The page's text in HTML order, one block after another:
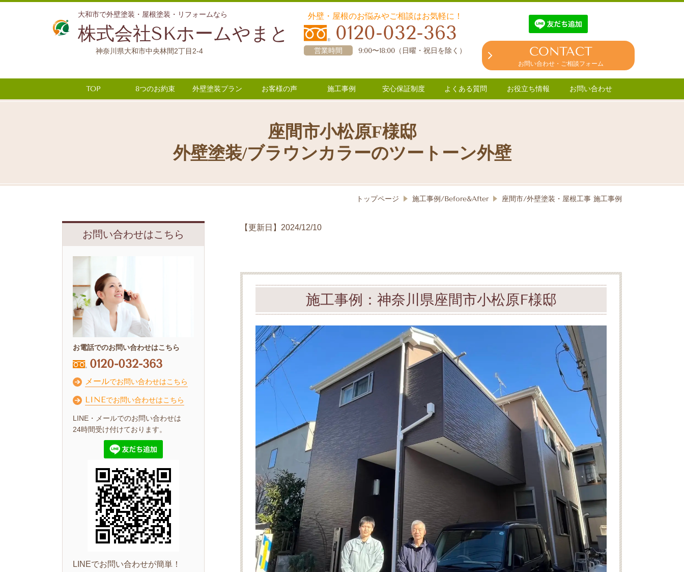
大和市で外壁塗装・屋根塗装・リフォームなら
株式会社SKホームやまと
神奈川県大和市中央林間2丁目2-4
外壁・屋根のお悩みやご相談はお気軽に！
0120-032-363
営業時間 9:00〜18:00（日曜・祝日を除く） CONTACT
お問い合わせ・ご相談フォーム
TOP 8つのお約束 外壁塗装プラン お客様の声 施工事例 安心保証制度 よくある質問 お役立ち情報 お問い合わせ
座間市小松原F様邸
外壁塗装/ブラウンカラーのツートーン外壁
トップページ 施工事例/Before&After 座間市/外壁塗装・屋根工事 施工事例
【更新日】2024/12/10
施工事例：神奈川県座間市小松原F様邸
お問い合わせはこちら
お電話でのお問い合わせはこちら
0120-032-363
メールでお問い合わせはこちら
LINEでお問い合わせはこちら
LINE・メールでのお問い合わせは
24時間受け付けております。
LINEでお問い合わせが簡単！